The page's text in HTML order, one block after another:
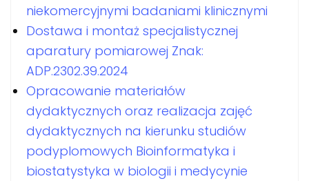
niekomercyjnymi badaniami klinicznymi
Dostawa i montaż specjalistycznej
aparatury pomiarowej Znak:
ADP.2302.39.2024
Opracowanie materiałów
dydaktycznych oraz realizacja zajęć
dydaktycznych na kierunku studiów
podyplomowych Bioinformatyka i
biostatystyka w biologii i medycynie